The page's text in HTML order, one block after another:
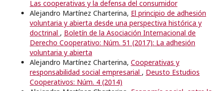
Las cooperativas y la defensa del consumidor
Alejandro Martínez Charterina, El principio de adhesión
voluntaria y abierta desde una perspectiva histórica y
doctrinal , Boletín de la Asociación Internacional de
Derecho Cooperativo: Núm. 51 (2017): La adhesión
voluntaria y abierta
Alejandro Martínez Charterina, Cooperativas y
responsabilidad social empresarial , Deusto Estudios
Cooperativos: Núm. 4 (2014)